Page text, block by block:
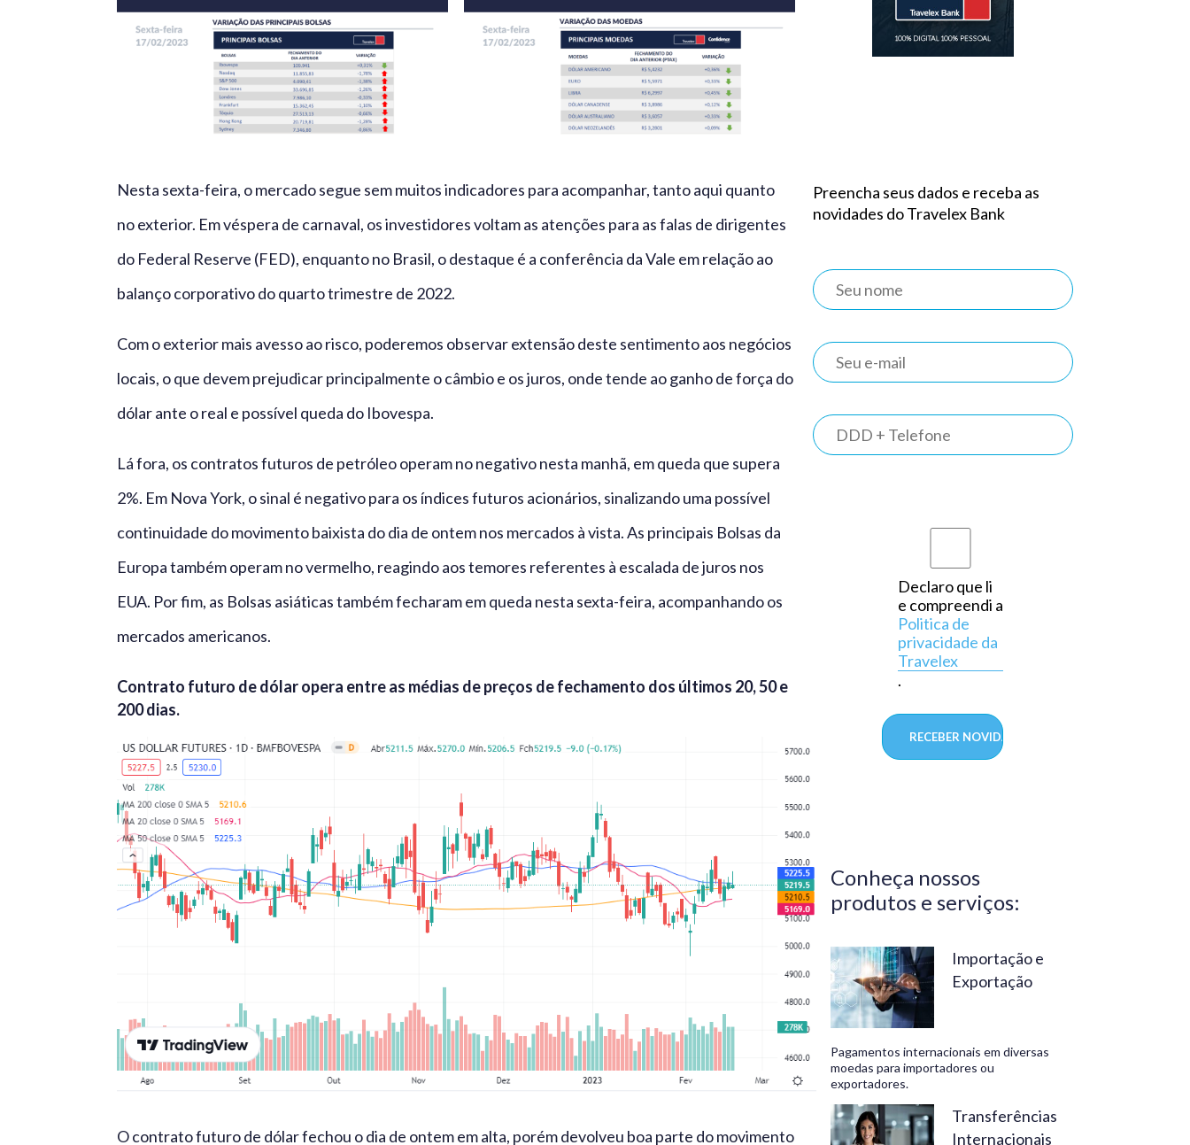
Nesta sexta-feira, o mercado segue sem muitos indicadores para acompanhar, tanto aqui quanto
no exterior. Em véspera de carnaval, os investidores voltam as atenções para as falas de dirigentes
do Federal Reserve (FED), enquanto no Brasil, o destaque é a conferência da Vale em relação ao
balanço corporativo do quarto trimestre de 2022.
Com o exterior mais avesso ao risco, poderemos observar extensão deste sentimento aos negócios
locais, o que devem prejudicar principalmente o câmbio e os juros, onde tende ao ganho de força do
dólar ante o real e possível queda do Ibovespa.
Lá fora, os contratos futuros de petróleo operam no negativo nesta manhã, em queda que supera
2%. Em Nova York, o sinal é negativo para os índices futuros acionários, sinalizando uma possível
continuidade do movimento baixista do dia de ontem nos mercados à vista. As principais Bolsas da
Europa também operam no vermelho, reagindo aos temores referentes à escalada de juros nos
EUA. Por fim, as Bolsas asiáticas também fecharam em queda nesta sexta-feira, acompanhando os
mercados americanos.
Contrato futuro de dólar opera entre as médias de preços de fechamento dos últimos 20, 50 e
200 dias.
O contrato futuro de dólar fechou o dia de ontem em alta, porém devolveu boa parte do movimento
Preencha seus dados e receba as
novidades do Travelex Bank
Declaro que li
e compreendi a
Politica de
privacidade da
Travelex
.
TRAVELEX
BANK
primeiro
banco do
país a
operar
exclusivamente
em
aprovado
pelo
confiabilidade
e
são nossos
diferenciais.
Bank,
negócios
Conheça nossos
produtos e serviços:
Importação e
Exportação
Pagamentos internacionais em diversas
moedas para importadores ou
exportadores.
Transferências
Internacionais